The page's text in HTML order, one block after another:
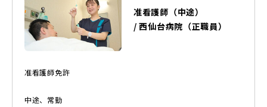
准看護師（中途）
/西仙台病院 （正職員）
准看護師免許
中途、 常勤